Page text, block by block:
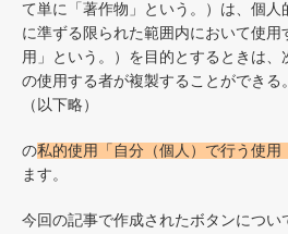
て単に「著作物」という。）は、個
に準ずる限られた範囲内において使用
用」という。）を目的とするときは
の使用する者が複製することができる。
（以下略）
の私的使用「自分（個人）で行う使用
ます。
今回の記事で作成されたボタンについ